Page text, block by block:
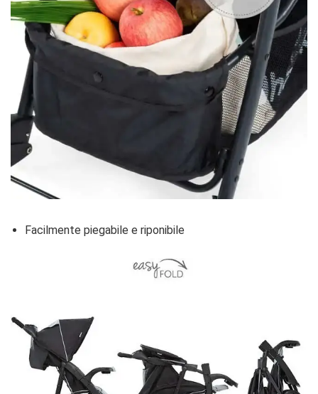
Facilmente piegabile e riponibile